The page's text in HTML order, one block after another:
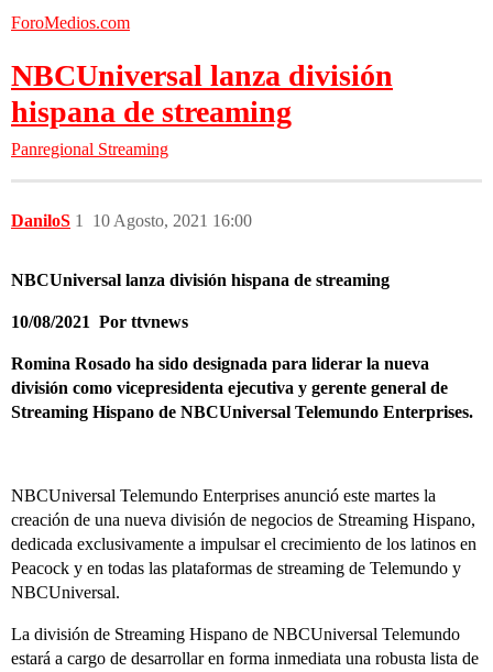
ForoMedios.com
NBCUniversal lanza división
hispana de streaming
Panregional Streaming
DaniloS 10 Agosto, 2021 16:00
1
NBCUniversal lanza división hispana de streaming
10/08/2021 Por ttvnews
Romina Rosado ha sido designada para liderar la nueva
división como vicepresidenta ejecutiva y gerente general de
Streaming Hispano de NBCUniversal Telemundo Enterprises.
NBCUniversal Telemundo Enterprises anunció este martes la
creación de una nueva división de negocios de Streaming Hispano,
dedicada exclusivamente a impulsar el crecimiento de los latinos en
Peacock y en todas las plataformas de streaming de Telemundo y
NBCUniversal.
La división de Streaming Hispano de NBCUniversal Telemundo
estará a cargo de desarrollar en forma inmediata una robusta lista de